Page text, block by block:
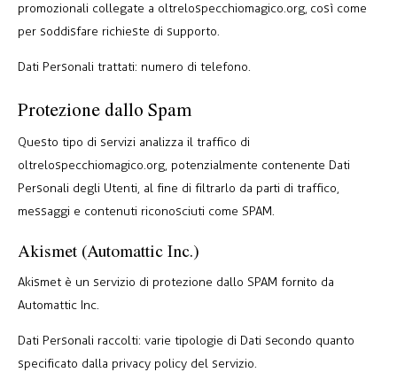
promozionali collegate a oltrelospecchiomagico.org, così come
per soddisfare richieste di supporto.
Dati Personali trattati: numero di telefono.
Protezione dallo Spam
Questo tipo di servizi analizza il traffico di
oltrelospecchiomagico.org, potenzialmente contenente Dati
Personali degli Utenti, al fine di filtrarlo da parti di traffico,
messaggi e contenuti riconosciuti come SPAM.
Akismet (Automattic Inc.)
Akismet è un servizio di protezione dallo SPAM fornito da
Automattic Inc.
Dati Personali raccolti: varie tipologie di Dati secondo quanto
specificato dalla privacy policy del servizio.